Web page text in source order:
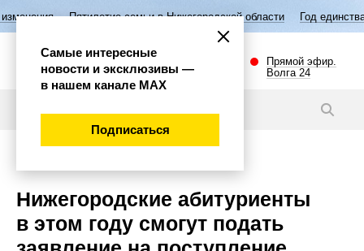
семьи в Нижегородской области Год единства народов
Прямой эфир.
Волга 24
Нижегородские абитуриенты
в этом году смогут подать
Самые интересные
новости и эксклюзивы —
в нашем канале МАХ
Подписаться